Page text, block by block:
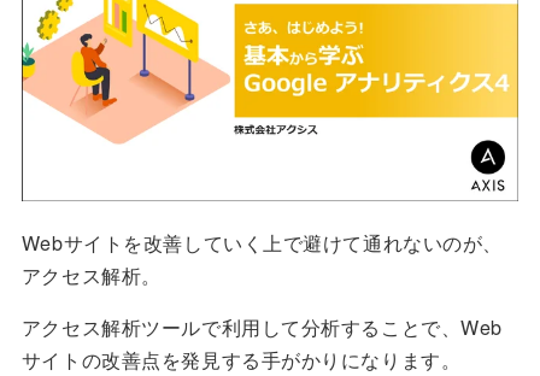
Webサイトを改善していく上で避けて通れないのが、
アクセス解析。
アクセス解析ツールで利用して分析することで、Web
サイトの改善点を発見する手がかりになります。